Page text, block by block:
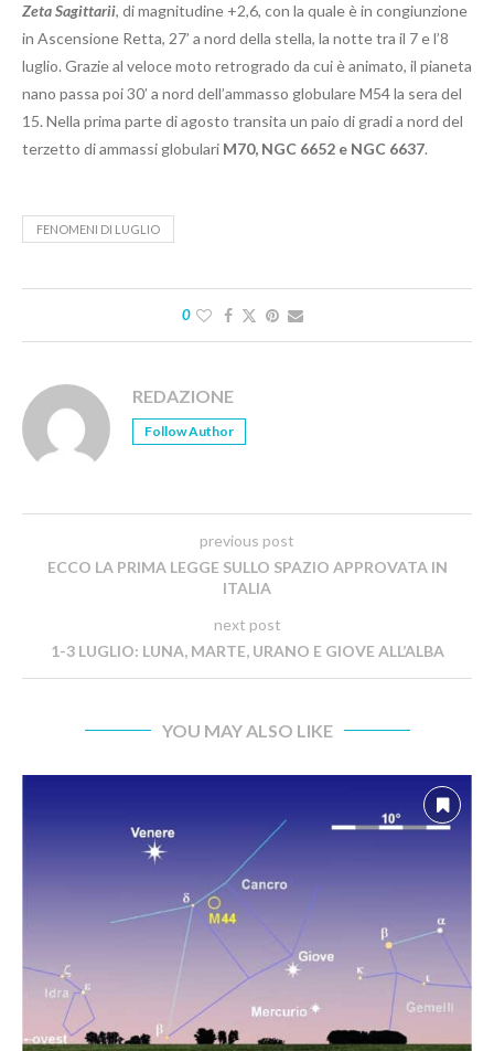
Zeta Sagittarii, di magnitudine +2,6, con la quale è in congiunzione
in Ascensione Retta, 27’ a nord della stella, la notte tra il 7 e l’8
luglio. Grazie al veloce moto retrogrado da cui è animato, il pianeta
nano passa poi 30’ a nord dell’ammasso globulare M54 la sera del
15. Nella prima parte di agosto transita un paio di gradi a nord del
terzetto di ammassi globulari M70, NGC 6652 e NGC 6637.
FENOMENI DI LUGLIO
0
REDAZIONE
Follow Author
previous post
ECCO LA PRIMA LEGGE SULLO SPAZIO APPROVATA IN
ITALIA
next post
1-3 LUGLIO: LUNA, MARTE, URANO E GIOVE ALL’ALBA
YOU MAY ALSO LIKE